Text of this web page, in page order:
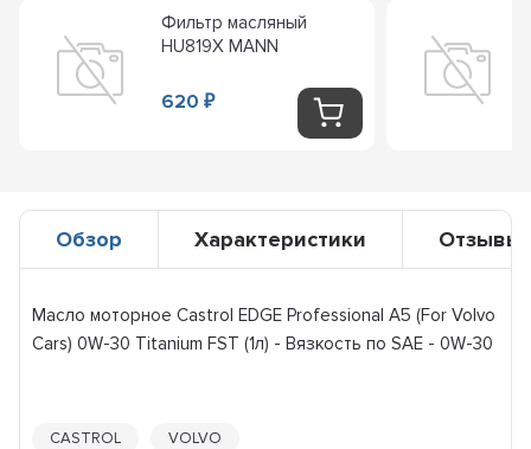
Фильтр масляный
HU819X MANN
620₽
Обзор Характеристики Отзывы
Масло моторное Castrol EDGE Professional A5 (For Volvo
Cars) 0W-30 Titanium FST (1л) - Вязкость по SAE - 0W-30
CASTROL VOLVO